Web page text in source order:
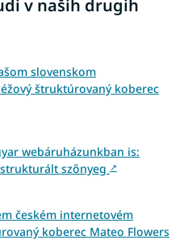
v naših drugih
slovenskom
štruktúrovaný koberec
webáruházunkban is:
strukturált szőnyeg ↗
českém internetovém
koberec Mateo Flowers